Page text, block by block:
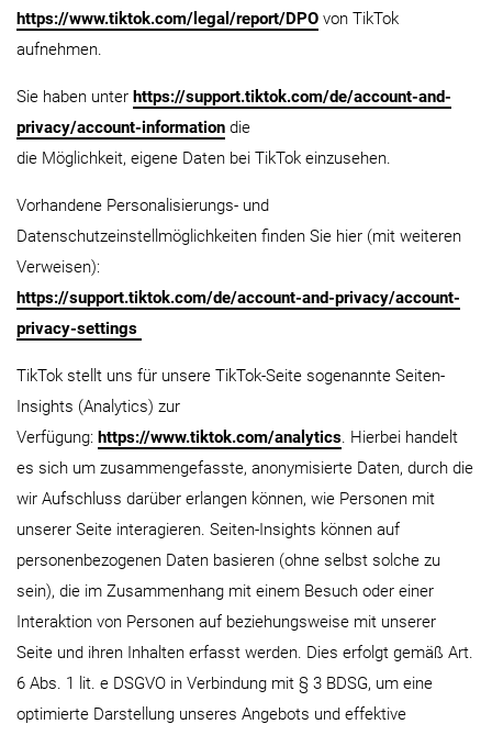
https://www.tiktok.com/legal/report/DPO von TikTok
aufnehmen.
Sie haben unter https://support.tiktok.com/de/account-and-
privacy/account-information die
die Möglichkeit, eigene Daten bei TikTok einzusehen.
Vorhandene Personalisierungs- und
Datenschutzeinstellmöglichkeiten finden Sie hier (mit weiteren
Verweisen):
https://support.tiktok.com/de/account-and-privacy/account-
privacy-settings
TikTok stellt uns für unsere TikTok-Seite sogenannte Seiten-
Insights (Analytics) zur
Verfügung: https://www.tiktok.com/analytics. Hierbei handelt
es sich um zusammengefasste, anonymisierte Daten, durch die
wir Aufschluss darüber erlangen können, wie Personen mit
unserer Seite interagieren. Seiten-Insights können auf
personenbezogenen Daten basieren (ohne selbst solche zu
sein), die im Zusammenhang mit einem Besuch oder einer
Interaktion von Personen auf beziehungsweise mit unserer
Seite und ihren Inhalten erfasst werden. Dies erfolgt gemäß Art.
6 Abs. 1 lit. e DSGVO in Verbindung mit § 3 BDSG, um eine
optimierte Darstellung unseres Angebots und effektive